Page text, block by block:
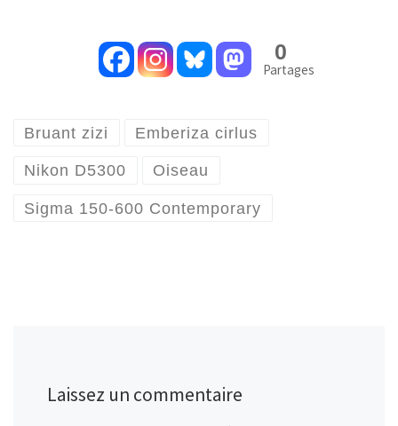
0
Partages
Bruant zizi Emberiza cirlus
Nikon D5300 Oiseau
Sigma 150-600 Contemporary
Laissez un commentaire